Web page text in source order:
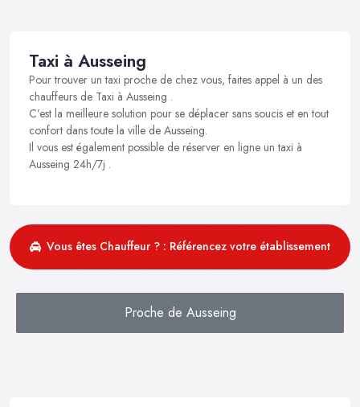
Taxi à Ausseing
Pour trouver un taxi proche de chez vous, faites appel à un des
chauffeurs de Taxi à Ausseing .
C’est la meilleure solution pour se déplacer sans soucis et en tout
confort dans toute la ville de Ausseing.
Il vous est également possible de réserver en ligne un taxi à
Ausseing 24h/7j .
Vous êtes Chauffeur ? : Référencez votre établissement
Proche de Ausseing